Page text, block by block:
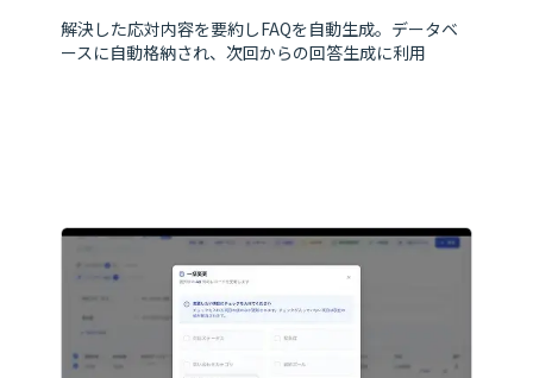
解決した応対内容を要約しFAQを自動生成。データベ
ースに自動格納され、次回からの回答生成に利用